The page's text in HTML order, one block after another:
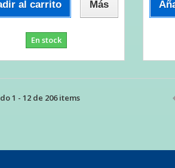
al carrito Más
En stock
1 - 12 de 206 items